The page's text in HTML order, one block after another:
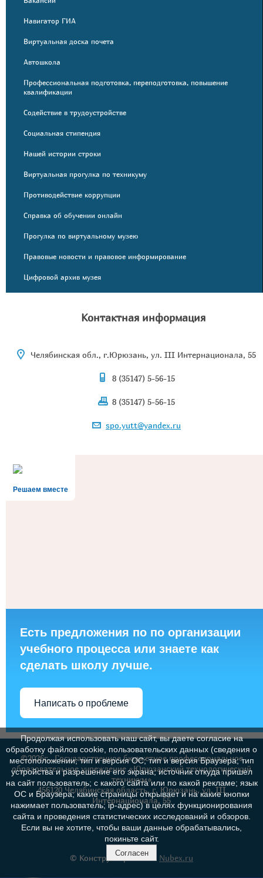
Навигатор ГИА
Виртуальная доска почета
Автошкола
Профессиональная подготовка, переподготовка, повышение
квалификации
Содействие в трудоустройстве
Социальная стипендия
Нашей истории строки
Виртуальная прогулка по техникуму
Противодействие коррупции
Справка об обучении онлайн
Прогулка по виртуальному музею
Правовые новости и правовое информирование
Цифровой архив музея
Контактная информация
Челябинская обл., г.Юрюзань, ул. III Интернационала, 55
8 (35147) 5-56-15
8 (35147) 5-56-15
spo.yutt@yandex.ru
Решаем вместе
Есть предложения по по организации
учебного процесса или знаете как
сделать школу лучше.
Написать о проблеме
©2026г., Государственное бюджетное профессиональное
образовательное учреждение «Юрюзанский технологический
техникум»
456120 Челябинская область, г. Юрюзань, ул. III
Интернационала, 55
© Конструктор сайтов Nubex.ru
Продолжая использовать наш сайт, вы даете согласие на
обработку файлов cookie, пользовательских данных (сведения о
местоположении; тип и версия ОС; тип и версия Браузера; тип
устройства и разрешение его экрана; источник откуда пришел
на сайт пользователь; с какого сайта или по какой рекламе; язык
ОС и Браузера; какие страницы открывает и на какие кнопки
нажимает пользователь; ip-адрес) в целях функционирования
сайта и проведения статистических исследований и обзоров.
Если вы не хотите, чтобы ваши данные обрабатывались,
покиньте сайт.
Согласен